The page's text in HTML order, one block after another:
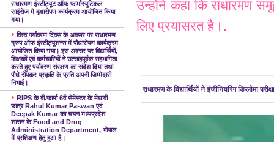
राधारमण इंस्टीट्यूट ऑफ फार्मास्युटिकल
साइंसेज में वृक्षारोपण कार्यक्रम आयोजित किया
गया।
विश्व पर्यावरण दिवस के अवसर पर राधारमण
ग्रुप ऑफ इंस्टीट्यूशन्स में पौधारोपण कार्यक्रम
आयोजित किया गया। इस अवसर पर विद्यार्थियों,
शिक्षकों एवं कर्मचारियों ने उत्साहपूर्वक सहभागिता
करते हुए पर्यावरण संरक्षण का संदेश दिया तथा
पौधे रोपकर प्रकृति के प्रति अपनी जिम्मेदारी
निभाई।
RIPS के बी.फार्मा 6वें सेमेस्टर के मेधावी
छात्र Rahul Kumar Paswan एवं
Deepak Kumar का चयन मध्यप्रदेश
शासन के Food and Drug
Administration Department, भोपाल
में प्रशिक्षण हेतु हुआ है।
उन्होंने कहा कि राधारमण
लिए प्रयासरत है। .
राधारमण के विद्यार्थियों ने इंजीनियरिंग